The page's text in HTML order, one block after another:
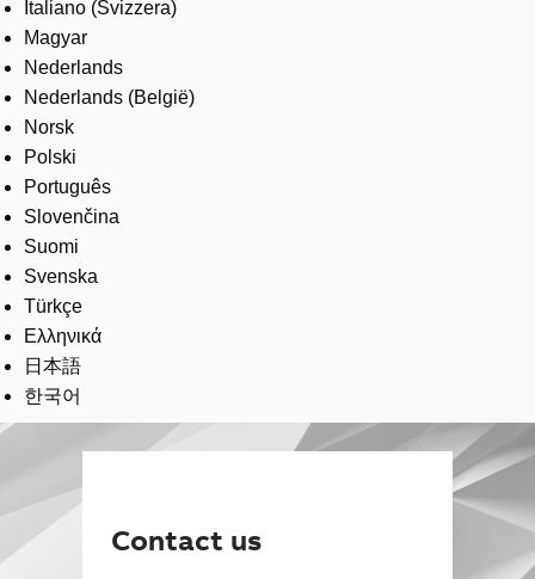
Italiano (Svizzera)
Magyar
Nederlands
Nederlands (België)
Norsk
Polski
Português
Slovenčina
Suomi
Svenska
Türkçe
Ελληνικά
日本語
한국어
Contact us